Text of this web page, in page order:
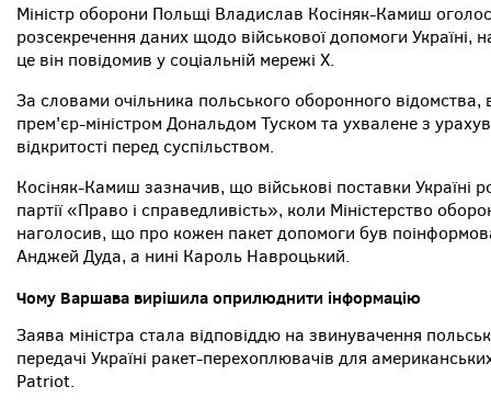
Міністр оборони Польщі Владислав Косіняк-Камиш
розсекречення даних щодо військової допомоги
це він повідомив у соціальній мережі X.
За словами очільника польського оборонного
прем'єр-міністром Дональдом Туском та ухвалене з
відкритості перед суспільством.
Косіняк-Камиш зазначив, що військові поставки Україні
партії «Право і справедливість», коли Міністерство
наголосив, що про кожен пакет допомоги був
Анджей Дуда, а нині Кароль Навроцький.
Чому Варшава вирішила оприлюднити інформацію
Заява міністра стала відповіддю на звинувачення
передачі Україні ракет-перехоплювачів для
Patriot.